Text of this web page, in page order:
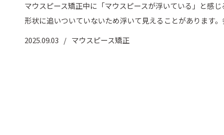
マウスピース矯正中に「マウスピースが浮いている」と感
形状に追いついていないため浮いて見えることがあります
2025.09.03
マウスピース矯正